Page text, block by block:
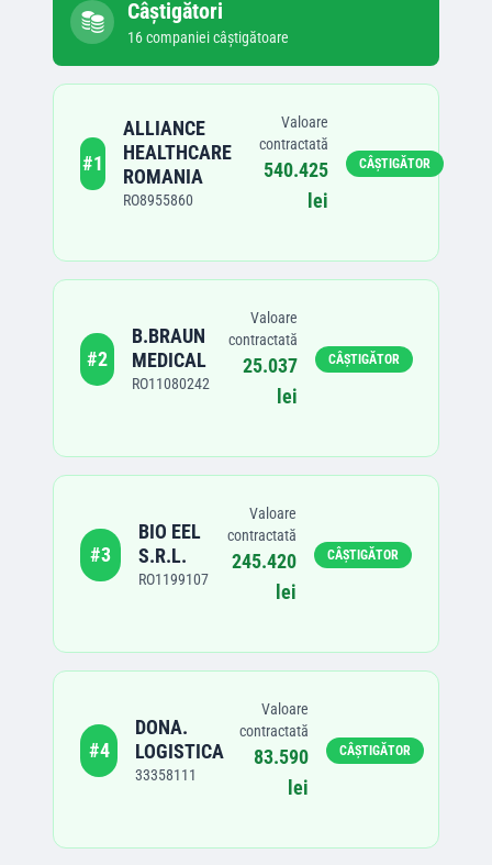
Câștigători
16companieicâștigătoare
#1
ALLIANCE
HEALTHCARE
ROMANIA
RO8955860
Valoare
contractată
540.425
lei
CÂȘTIGĂTOR
#2
B.BRAUN
MEDICAL
RO11080242
Valoare
contractată
25.037
lei
CÂȘTIGĂTOR
#3
BIO EEL
S.R.L.
RO1199107
Valoare
contractată
245.420
lei
CÂȘTIGĂTOR
#4
DONA.
LOGISTICA
33358111
Valoare
contractată
83.590
lei
CÂȘTIGĂTOR